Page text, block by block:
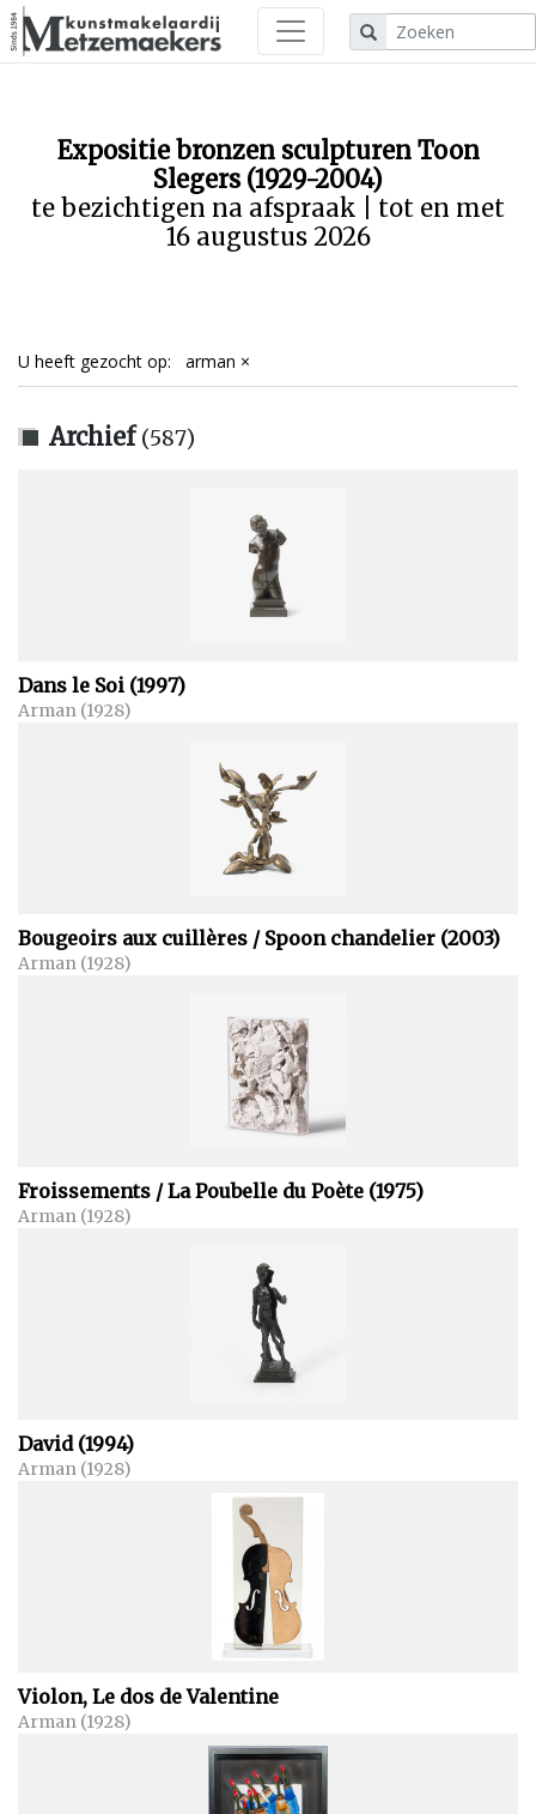
Expositie bronzen sculpturen Toon
Slegers (1929-2004)
te bezichtigen na afspraak | tot en met
16 augustus 2026
arman ×
Archief(587)
Dans le Soi (1997)
Arman (1928)
Bougeoirs aux cuillères / Spoon chandelier (2003)
Arman (1928)
Froissements / La Poubelle du Poète (1975)
Arman (1928)
David (1994)
Arman (1928)
Violon, Le dos de Valentine
Arman (1928)